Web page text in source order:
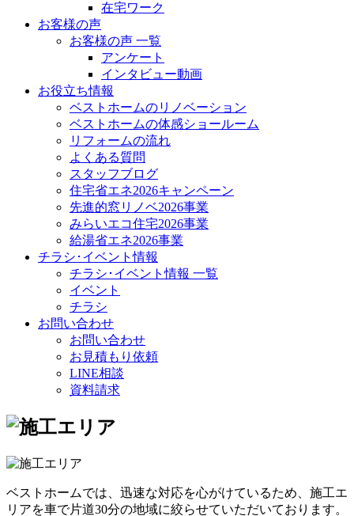
在宅ワーク
お客様の声
お客様の声 一覧
アンケート
インタビュー動画
お役立ち情報
ベストホームのリノベーション
ベストホームの体感ショールーム
リフォームの流れ
よくある質問
スタッフブログ
住宅省エネ2026キャンペーン
先進的窓リノベ2026事業
みらいエコ住宅2026事業
給湯省エネ2026事業
チラシ･イベント情報
チラシ･イベント情報 一覧
イベント
チラシ
お問い合わせ
お問い合わせ
お見積もり依頼
LINE相談
資料請求
ベストホームでは、迅速な対応を心がけているため、施工エ
リアを車で片道30分の地域に絞らせていただいております。